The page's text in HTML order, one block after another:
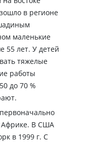
в регионе
маленькие
55 лет. У детей
тяжелые
работы
до 70 %
первоначально
Африке. В США
в 1999 г. С